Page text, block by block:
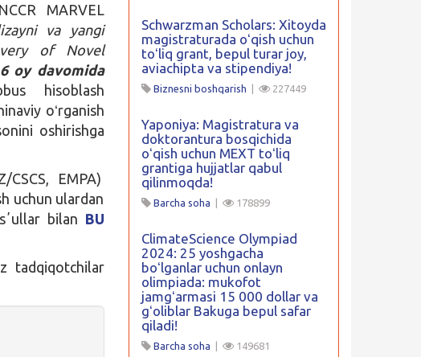
MARVEL
va yangi
of Novel
6 oy davomida
hisoblash
oʻrganish
oshirishga
EMPA)
uchun ulardan
bilan BU
tadqiqotchilar
Schwarzman Scholars: Xitoyda
magistraturada oʻqish uchun
toʻliq grant, bepul turar joy,
aviachipta va stipendiya!
Biznesni boshqarish 227449
Yaponiya: Magistratura va
doktorantura bosqichida
oʻqish uchun MEXT toʻliq
grantiga hujjatlar qabul
qilinmoqda!
Barcha soha 178899
ClimateScience Olympiad
2024: 25 yoshgacha
boʻlganlar uchun onlayn
olimpiada: mukofot
jamgʻarmasi 15 000 dollar va
gʻoliblar Bakuga bepul safar
qiladi!
Barcha soha 149681